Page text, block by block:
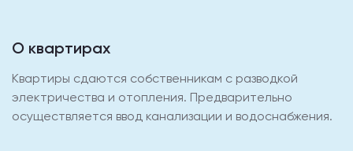
О квартирах
Квартиры сдаются собственникам с разводкой
электричества и отопления. Предварительно
осуществляется ввод канализации и водоснабжения.